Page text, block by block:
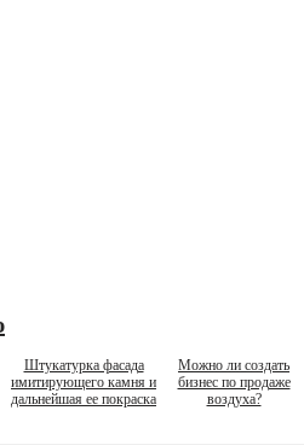
Штукатурка фасада
имитирующего камня и
дальнейшая ее покраска
Можно ли создать
бизнес по продаже
воздуха?